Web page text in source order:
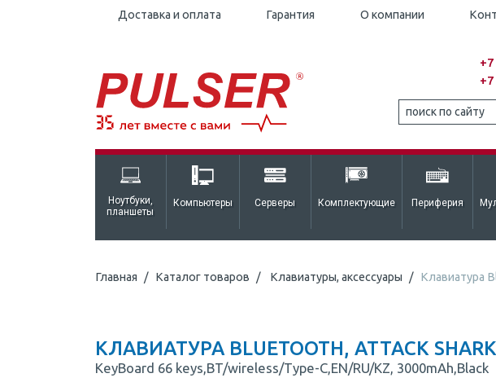
Доставка и оплата Гарантия О компании
+7
+7
Ноутбуки,
планшеты
Компьютеры Серверы Комплектующие Периферия
Главная Каталог товаров Клавиатуры, аксессуары Клавиатура
КЛАВИАТУРА BLUETOOTH, ATTACK
KeyBoard 66 keys,BT/wireless/Type-C,EN/RU/KZ, 3000mAh,Black